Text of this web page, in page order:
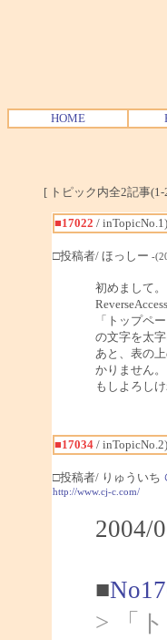
HOME
[ トピック内全2記事
■17022 / inTopicNo.1)
□投稿者/ ほっしー -
初めまして。
「トップペ
の文字を太
あと、表の
かりません。
もしよろし
■17034/ inTopicNo.2)
□投稿者/ りゅういち
http://www.cj-c.com/
2004/
■
> 「